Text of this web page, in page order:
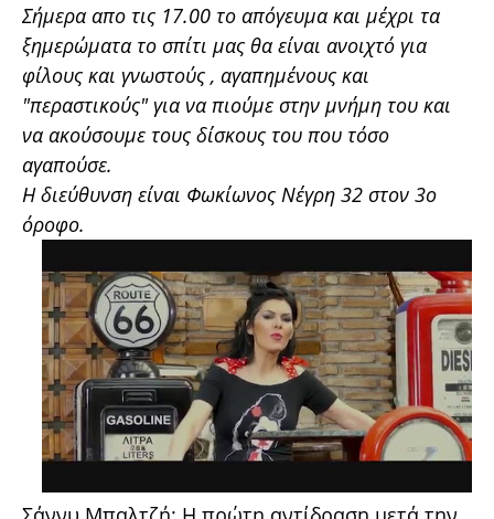
Σήμερα απο τις 17.00 το απόγευμα και μέχρι τα
ξημερώματα το σπίτι μας θα είναι ανοιχτό για
φίλους και γνωστούς , αγαπημένους και
"περαστικούς" για να πιούμε στην μνήμη του και
να ακούσουμε τους δίσκους του που τόσο
αγαπούσε.
Η διεύθυνση είναι Φωκίωνος Νέγρη 32 στον 3ο
όροφο.